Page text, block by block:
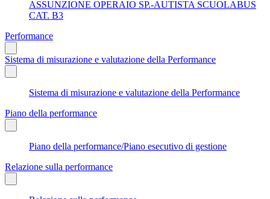
ASSUNZIONE OPERAIO SP.-AUTISTA SCUOLABUS
CAT. B3
Performance
Sistema di misurazione e valutazione della Performance
Sistema di misurazione e valutazione della Performance
Piano della performance
Piano della performance/Piano esecutivo di gestione
Relazione sulla performance